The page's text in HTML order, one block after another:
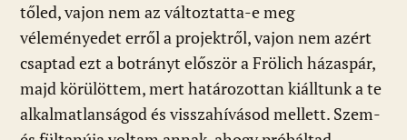
tőled, vajon nem az változtatta-e meg
véleményedet erről a projektről, vajon nem azért
csaptad ezt a botrányt először a Frölich házaspár,
majd körülöttem, mert határozottan kiálltunk a te
alkalmatlanságod és visszahívásod mellett. Szem-